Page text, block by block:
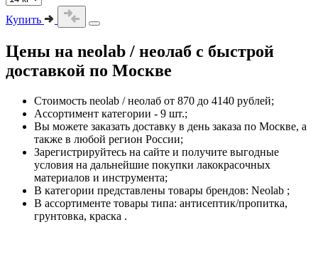
Купить
Цены на neolab / неолаб с быстрой
доставкой по Москве
Стоимость neolab / неолаб от 870 до 4140 рублей;
Ассортимент категории - 9 шт.;
Вы можете заказать доставку в день заказа по Москве, а
также в любой регион России;
Зарегистрируйтесь на сайте и получите выгодные
условия на дальнейшие покупки лакокрасочных
материалов и инструмента;
В категории представлены товары брендов: Neolab ;
В ассортименте товары типа: антисептик/пропитка,
грунтовка, краска .